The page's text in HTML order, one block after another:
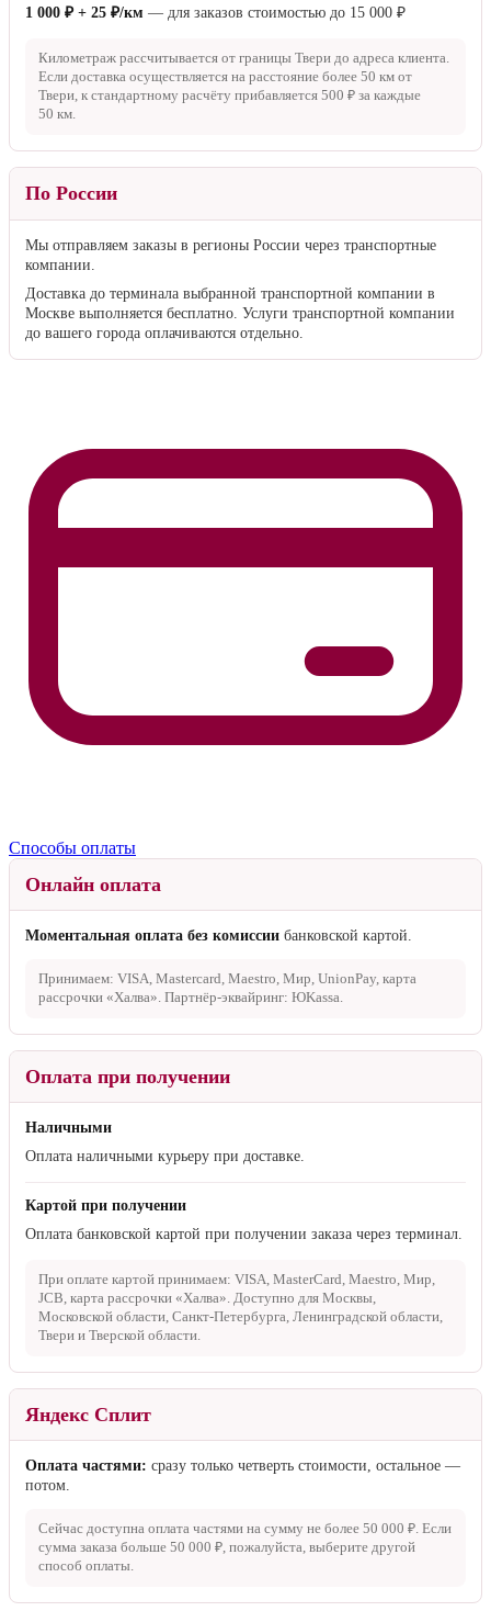
1 000 ₽ + 25 ₽/км — для заказов стоимостью до 15 000 ₽
Километраж рассчитывается от границы Твери до адреса клиента.
Если доставка осуществляется на расстояние более 50 км от
Твери, к стандартному расчёту прибавляется 500 ₽ за каждые
50 км
По России
Мы отправляем заказы в регионы России через транспортные
компании.
Доставка до терминала выбранной транспортной компании в
Москве выполняется бесплатно. Услуги транспортной компании
до вашего города оплачиваются отдельно.
Способы оплаты
Онлайн оплата
Моментальная оплата без комиссии банковской картой.
Принимаем: VISA, Mastercard, Maestro, Мир, UnionPay, карта
рассрочки «Халва». Партнёр-эквайринг: ЮKassa.
Оплата при получении
Наличными
Оплата наличными курьеру при доставке.
Картой при получении
Оплата банковской картой при получении заказа через терминал.
При оплате картой принимаем: VISA, MasterCard, Maestro, Мир,
JCB, карта рассрочки «Халва». Доступно для Москвы,
Московской области, Санкт-Петербурга, Ленинградской области,
Твери и Тверской области.
Яндекс Сплит
Оплата частями: сразу только четверть стоимости, остальное —
потом.
Сейчас доступна оплата частями на сумму не более 50 000 ₽ . Если
сумма заказа больше 50 000 ₽ , пожалуйста, выберите другой
способ оплаты.